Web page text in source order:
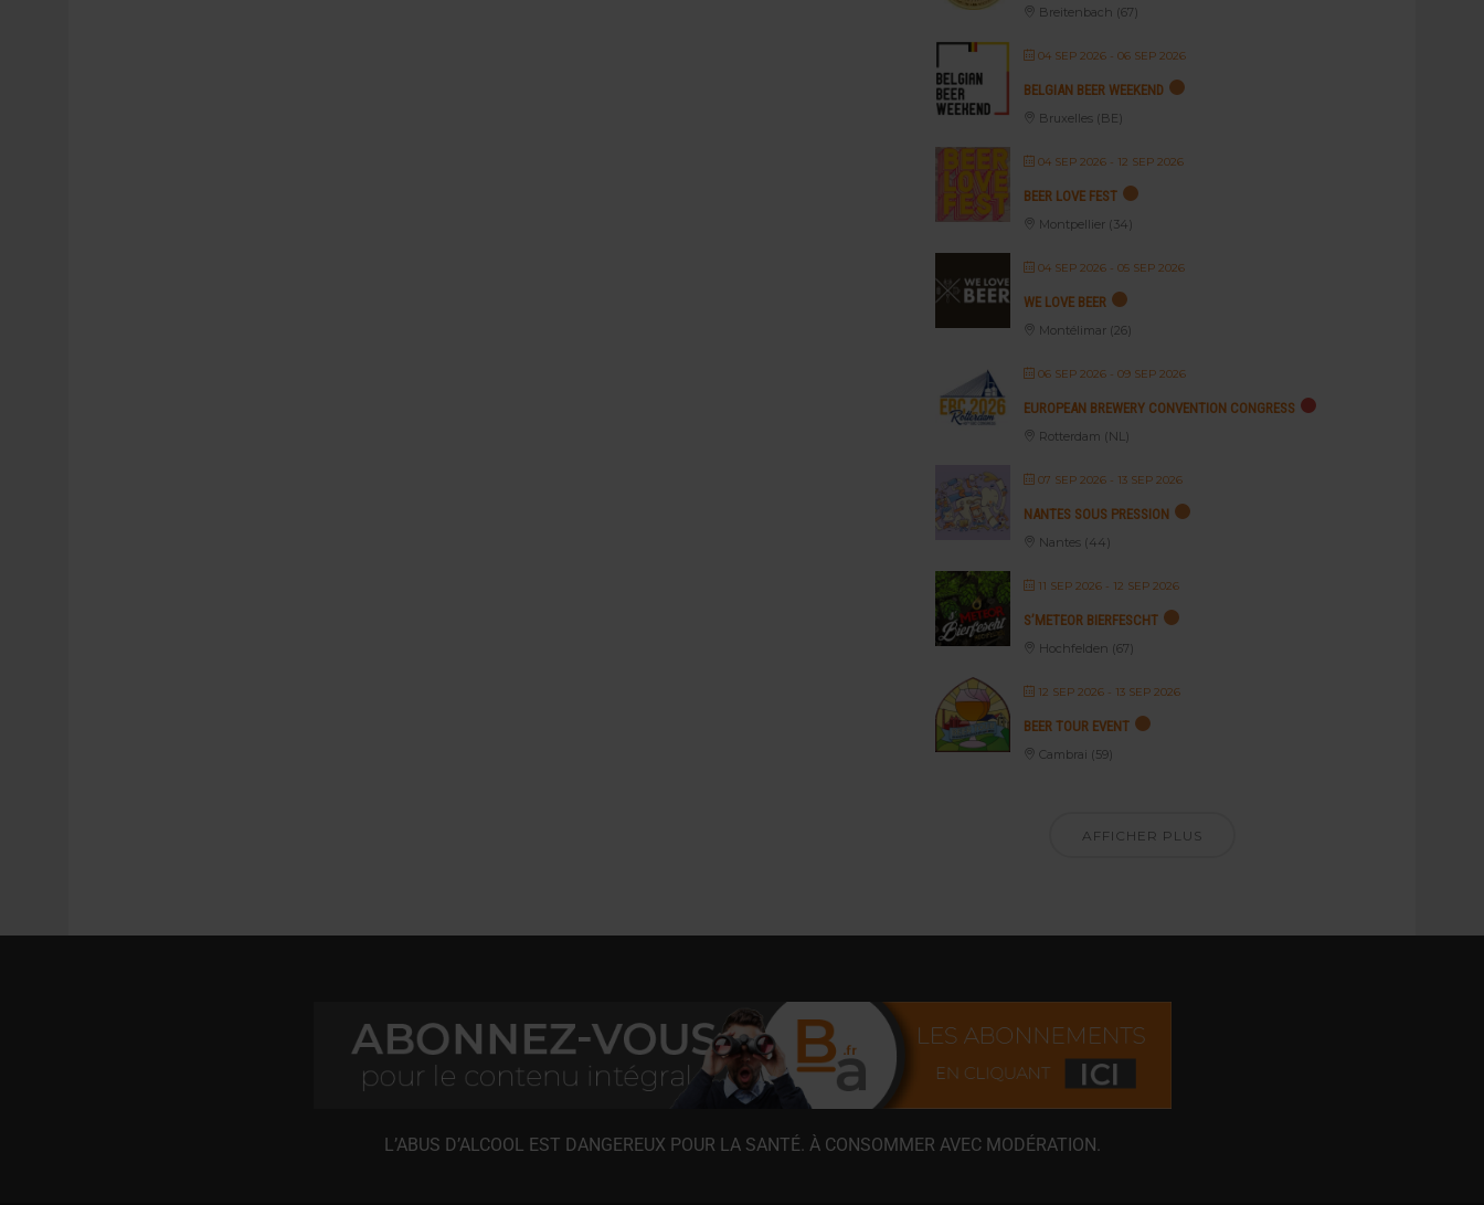
Breitenbach (67)
04 SEP 2026 - 06 SEP 2026
BELGIAN BEER WEEKEND
Bruxelles (BE)
04 SEP 2026 - 12 SEP 2026
BEER LOVE FEST
Montpellier (34)
04 SEP 2026 - 05 SEP 2026
WE LOVE BEER
Montélimar (26)
06 SEP 2026 - 09 SEP 2026
EUROPEAN BREWERY CONVENTION CONGRESS
Rotterdam (NL)
07 SEP 2026 - 13 SEP 2026
NANTES SOUS PRESSION
Nantes (44)
11 SEP 2026 - 12 SEP 2026
S’METEOR BIERFESCHT
Hochfelden (67)
12 SEP 2026 - 13 SEP 2026
BEER TOUR EVENT
Cambrai (59)
AFFICHER PLUS
L’ABUS D’ALCOOL EST DANGEREUX POUR LA SANTÉ. À CONSOMMER AVEC MODÉRATION.